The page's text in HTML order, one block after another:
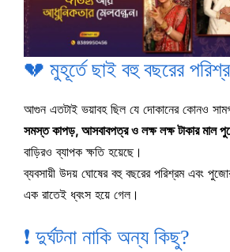
💔 মুহূর্তে ছাই বহু বছরের
আগুন এতটাই ভয়াবহ ছিল যে দোকানের কোনও
সমস্ত কাপড়, আসবাবপত্র ও লক্ষ লক্ষ টাকার মাল
বাড়িরও ব্যাপক ক্ষতি হয়েছে।
ব্যবসায়ী উদয় ঘোষের বহু বছরের পরিশ্রম এবং
এক রাতেই ধ্বংস হয়ে গেল।
❗ দুর্ঘটনা নাকি অন্য কিছু?